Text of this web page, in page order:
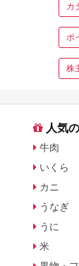
カ
ポ
株
人気
牛肉
いくら
カニ
うなぎ
うに
米